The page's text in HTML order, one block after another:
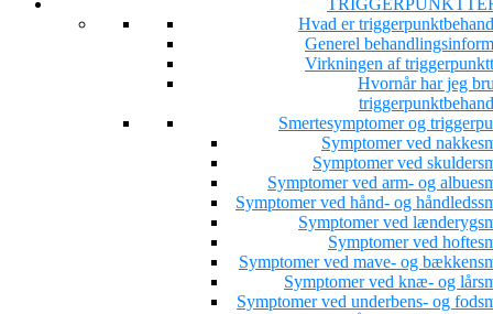
Hvad er
Generel
Virkningen af
Hvornår har jeg
Smertesymptomer og
Symptomer ved
Symptomer ved
Symptomer ved arm- og
Symptomer ved hånd- og
Symptomer ved
Symptomer ved
Symptomer ved mave- og
Symptomer ved knæ- og
Symptomer ved underbens- og